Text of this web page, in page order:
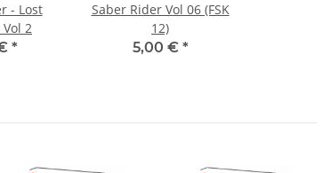
- Lost
2
*
Saber Rider Vol 06 (FSK
12)
5,00 € *